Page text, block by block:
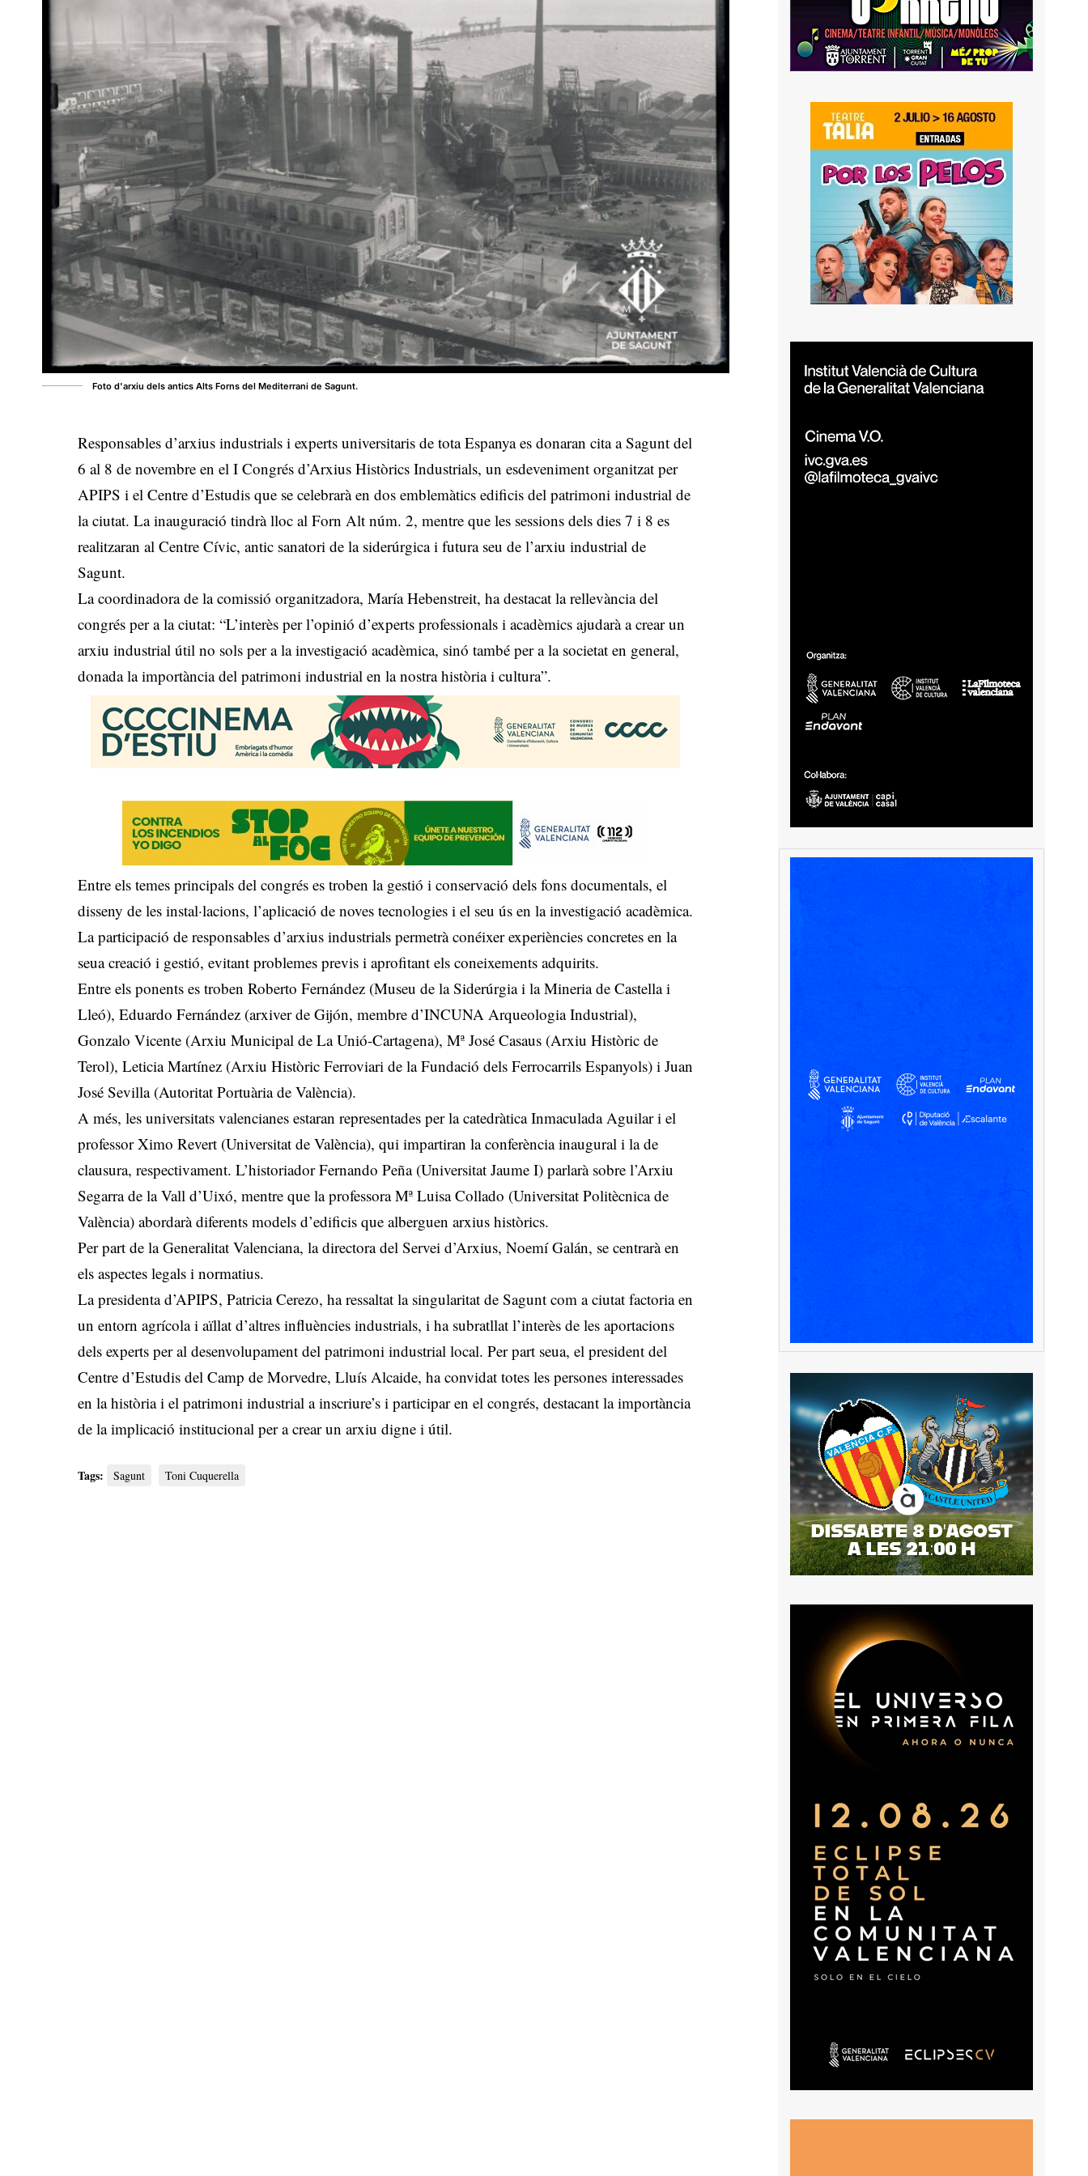
Foto d'arxiu dels antics Alts Forns del Mediterrani de Sagunt.
Responsables d’arxius industrials i experts universitaris de tota Espanya es donaran cita a Sagunt del
6 al 8 de novembre en el I Congrés d’Arxius Històrics Industrials, un esdeveniment organitzat per
APIPS i el Centre d’Estudis que se celebrarà en dos emblemàtics edificis del patrimoni industrial de
la ciutat. La inauguració tindrà lloc al Forn Alt núm. 2, mentre que les sessions dels dies 7 i 8 es
realitzaran al Centre Cívic, antic sanatori de la siderúrgica i futura seu de l’arxiu industrial de
Sagunt.
La coordinadora de la comissió organitzadora, María Hebenstreit, ha destacat la rellevància del
congrés per a la ciutat: “L’interès per l’opinió d’experts professionals i acadèmics ajudarà a crear un
arxiu industrial útil no sols per a la investigació acadèmica, sinó també per a la societat en general,
donada la importància del patrimoni industrial en la nostra història i cultura”.
Entre els temes principals del congrés es troben la gestió i conservació dels fons documentals, el
disseny de les instal·lacions, l’aplicació de noves tecnologies i el seu ús en la investigació acadèmica.
La participació de responsables d’arxius industrials permetrà conéixer experiències concretes en la
seua creació i gestió, evitant problemes previs i aprofitant els coneixements adquirits.
Entre els ponents es troben Roberto Fernández (Museu de la Siderúrgia i la Mineria de Castella i
Lleó), Eduardo Fernández (arxiver de Gijón, membre d’INCUNA Arqueologia Industrial),
Gonzalo Vicente (Arxiu Municipal de La Unió-Cartagena), Mª José Casaus (Arxiu Històric de
Terol), Leticia Martínez (Arxiu Històric Ferroviari de la Fundació dels Ferrocarrils Espanyols) i Juan
José Sevilla (Autoritat Portuària de València).
A més, les universitats valencianes estaran representades per la catedràtica Inmaculada Aguilar i el
professor Ximo Revert (Universitat de València), qui impartiran la conferència inaugural i la de
clausura, respectivament. L’historiador Fernando Peña (Universitat Jaume I) parlarà sobre l’Arxiu
Segarra de la Vall d’Uixó, mentre que la professora Mª Luisa Collado (Universitat Politècnica de
València) abordarà diferents models d’edificis que alberguen arxius històrics.
Per part de la Generalitat Valenciana, la directora del Servei d’Arxius, Noemí Galán, se centrarà en
els aspectes legals i normatius.
La presidenta d’APIPS, Patricia Cerezo, ha ressaltat la singularitat de Sagunt com a ciutat factoria en
un entorn agrícola i aïllat d’altres influències industrials, i ha subratllat l’interès de les aportacions
dels experts per al desenvolupament del patrimoni industrial local. Per part seua, el president del
Centre d’Estudis del Camp de Morvedre, Lluís Alcaide, ha convidat totes les persones interessades
en la història i el patrimoni industrial a inscriure’s i participar en el congrés, destacant la importància
de la implicació institucional per a crear un arxiu digne i útil.
Tags: Sagunt Toni Cuquerella